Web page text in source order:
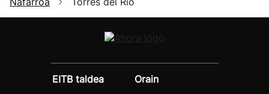
EITB taldea
Orain